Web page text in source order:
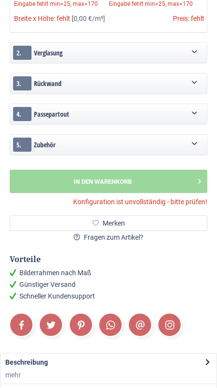
Eingabe fehlt min=25, max=170 Eingabe fehlt min=25, max=170
Breite x Höhe:fehlt [0,00 €/m²] Preis:fehlt
2. Verglasung
3. Rückwand
4. Passepartout
5. Zubehör
IN DEN WARENKORB
Konfiguration ist unvollständig - bitte prüfen!
Merken
Fragen zum Artikel?
Vorteile
Bilderrahmen nach Maß
Günstiger Versand
Schneller Kundensupport
Beschreibung
mehr